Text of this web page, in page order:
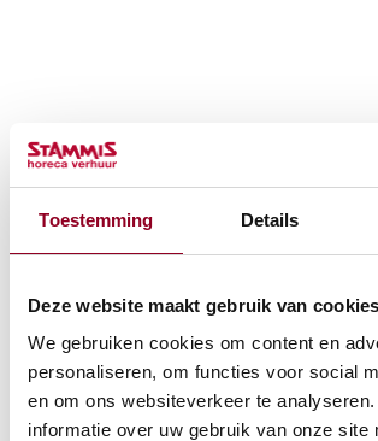
Toestemming Details
Deze website maakt gebruik van cookies
We gebruiken cookies om content en
personaliseren, om functies voor social
en om ons websiteverkeer te
informatie over uw gebruik van onze site
Bedrijfsfeest
Heerhugowaard